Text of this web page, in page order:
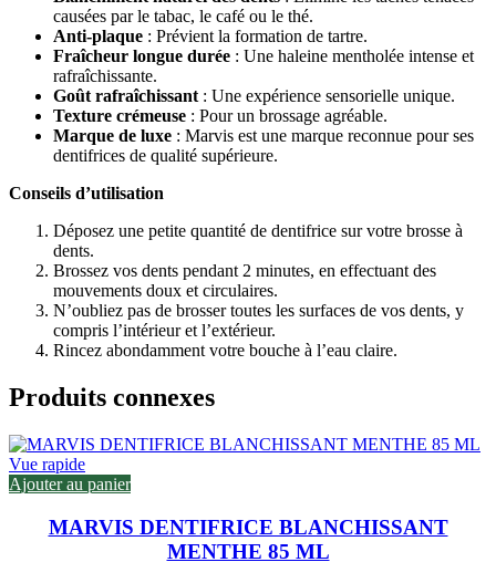
causées par le tabac, le café ou le thé.
Anti-plaque : Prévient la formation de tartre.
Fraîcheur longue durée : Une haleine mentholée intense et
rafraîchissante.
Goût rafraîchissant : Une expérience sensorielle unique.
Texture crémeuse : Pour un brossage agréable.
Marque de luxe : Marvis est une marque reconnue pour ses
dentifrices de qualité supérieure.
Conseils d’utilisation
Déposez une petite quantité de dentifrice sur votre brosse à
dents.
Brossez vos dents pendant 2 minutes, en effectuant des
mouvements doux et circulaires.
N’oubliez pas de brosser toutes les surfaces de vos dents, y
compris l’intérieur et l’extérieur.
Rincez abondamment votre bouche à l’eau claire.
Produits connexes
Vue rapide
Ajouter au panier
MARVIS DENTIFRICE BLANCHISSANT
MENTHE 85 ML